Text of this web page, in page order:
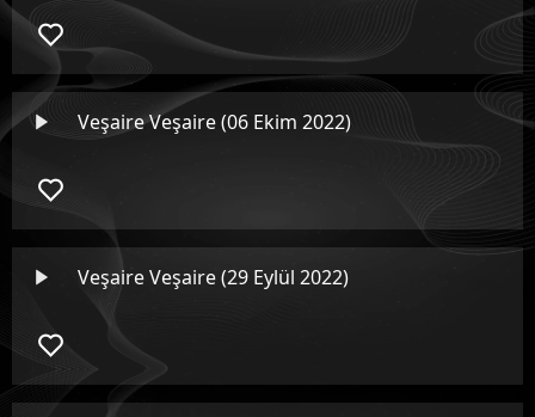
Veşaire Veşaire (06 Ekim 2022)
Veşaire Veşaire (29 Eylül 2022)